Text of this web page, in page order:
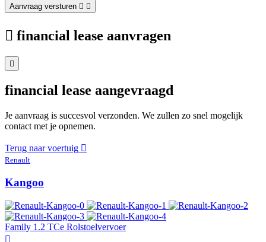
Aanvraag versturen
financial lease aanvragen
financial lease aangevraagd
Je aanvraag is succesvol verzonden. We zullen zo snel mogelijk
contact met je opnemen.
Terug naar voertuig
Renault
Kangoo
Family 1.2 TCe Rolstoelvervoer